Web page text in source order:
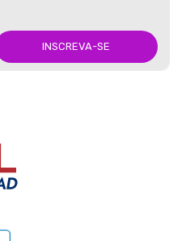
INSCREVA-SE